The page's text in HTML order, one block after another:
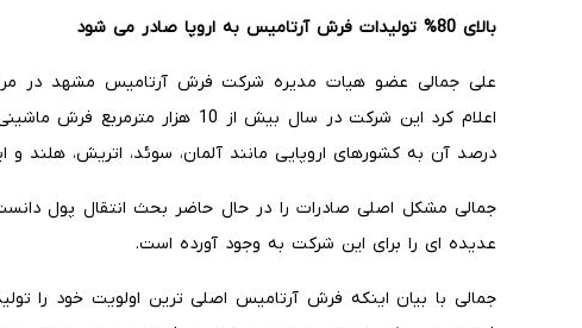
بالای 80% تولیدات فرش آرتامیس به اروپا صادر می شود
علی جمالی عضو هیات مدیره شرکت فرش آرتامیس مشهد در
درصد آن به کشورهای اروپایی مانند آلمان، سوئد، اتریش، هلند و
جمالی مشکل اصلی صادرات را در حال حاضر بحث انتقال پول
عدیده ای را برای این شرکت به وجود آورده است.
جمالی با بیان اینکه فرش آرتامیس اصلی ترین اولویت خود را